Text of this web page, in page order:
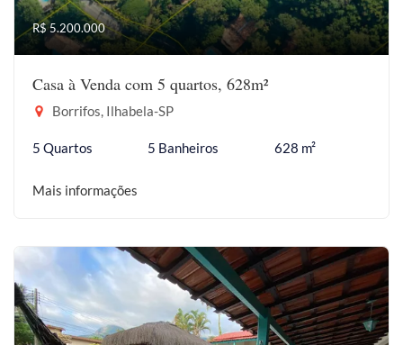
R$ 5.200.000
Casa à Venda com 5 quartos, 628m²
Borrifos, Ilhabela-SP
5 Quartos 5 Banheiros 628 m²
Mais informações